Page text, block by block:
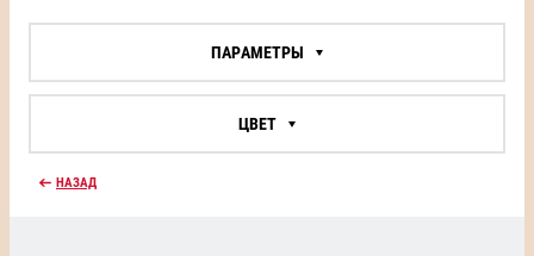
ПАРАМЕТРЫ
ЦВЕТ
НАЗАД